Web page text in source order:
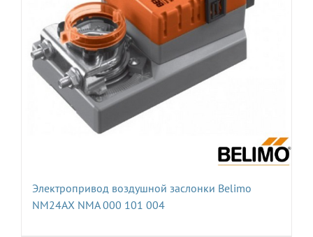
Электропривод воздушной заслонки Belimo
NM24AX NMA 000 101 004